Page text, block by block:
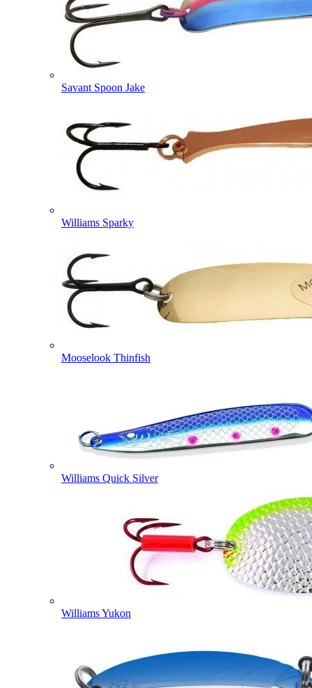
Savant Spoon Jake
Williams Sparky
Mooselook Thinfish
Williams Quick Silver
Williams Yukon